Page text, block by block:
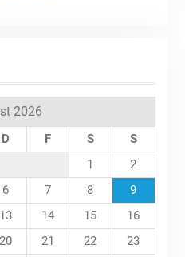
2026
D F S
S
1
2
6 7 8
9
13 14 15
16
20 21 22
23